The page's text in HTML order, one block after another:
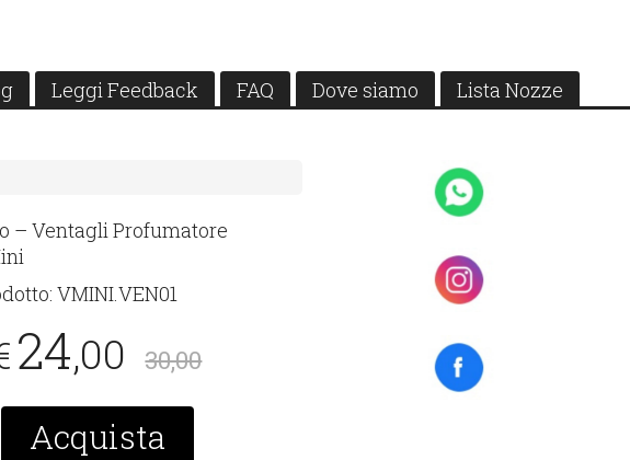
Leggi Feedback FAQ Dove siamo Lista Nozze
– Ventagli Profumatore
VMINI.VEN01
24,00 30,00
Acquista